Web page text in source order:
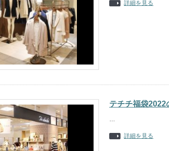
詳細を見る
テチチ福袋2022
…
詳細を見る